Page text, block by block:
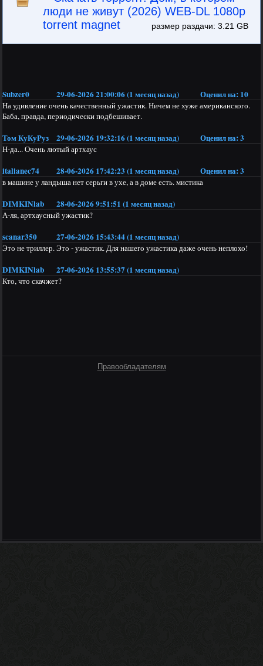
люди не живут (2026) WEB-DL 1080p
torrent magnet
размер раздачи: 3.21 GB
Subzer0 29-06-2026 21:00:06 (1 месяц назад) Оценил на: 10
На удивление очень качественный ужастик. Ничем не хуже американского.
Баба, правда, периодически подбешивает.
Том КуКуРуз 29-06-2026 19:32:16 (1 месяц назад) Оценил на:3
Н-да... Очень лютый артхаус
italianec74 28-06-2026 17:42:23 (1 месяц назад) Оценил на:3
в машине у ландыша нет серьги в ухе, а в доме есть. мистика
DIMKINlab 28-06-2026 9:51:51 (1 месяц назад)
А-ля, артхаусный ужастик?
scanar350 27-06-2026 15:43:44 (1 месяц назад)
Это не триллер. Это - ужастик. Для нашего ужастика даже очень неплохо!
DIMKINlab 27-06-2026 13:55:37 (1 месяц назад)
Кто, что скачжет?
Правообладателям